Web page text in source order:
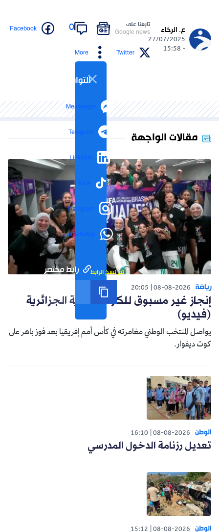
ع. الرخاء
27/07/2025
- 15:58
تابعنا على
Google news
0
Facebook
Twitter
More
التواصل الاجتماعي
Messenger
Telegram
LinkedIn
TikTok
Instagram
WhatsApp
رابط مختصر تم نسخ الرابط
مقالات الواجهة
رياضة 08-08-2026
20:05
إنجاز غير مسبوق للكرة النسوية الجزائرية
(فيديو)
يواصل المنتخب الوطني مغامرته في كأس أمم إفريقيا بعد فوز باهر على
كوت ديفوار.
الوطن 08-08-2026
16:10
تعديل رزنامة الدخول المدرسي
الوطن 08-08-2026
15:12